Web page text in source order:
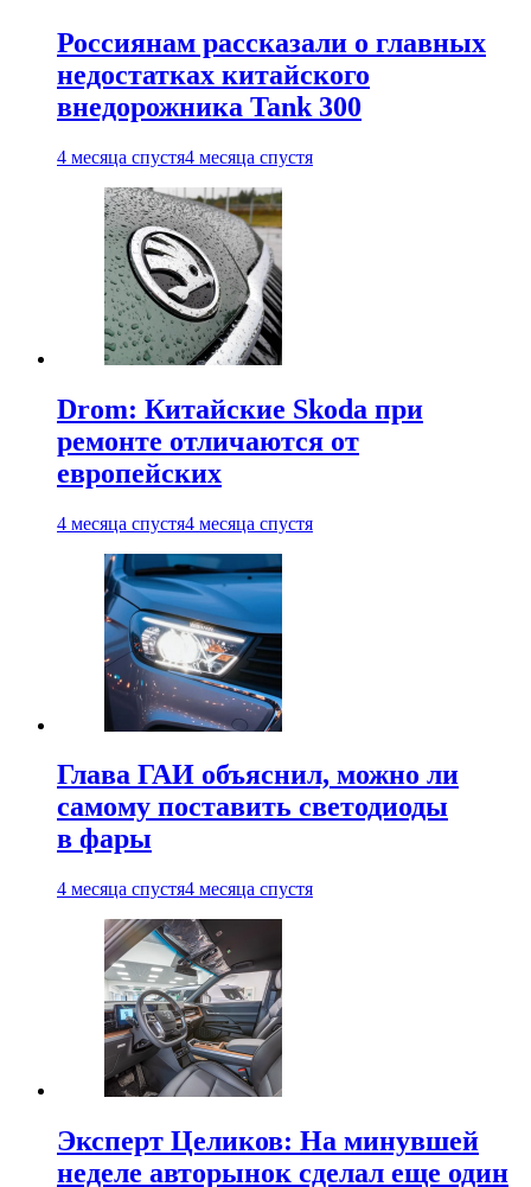
Россиянам рассказали о главных
недостатках китайского
внедорожника Tank 300
4 месяца спустя4 месяца спустя
Drom: Китайские Skoda при
ремонте отличаются от
европейских
4 месяца спустя4 месяца спустя
Глава ГАИ объяснил, можно ли
самому поставить светодиоды
в фары
4 месяца спустя4 месяца спустя
Эксперт Целиков: На минувшей
неделе авторынок сделал еще один